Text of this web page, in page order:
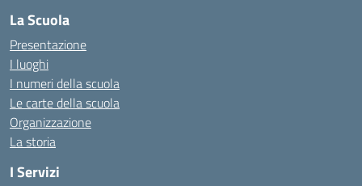
La Scuola
Presentazione
I luoghi
I numeri della scuola
Le carte della scuola
Organizzazione
La storia
I Servizi